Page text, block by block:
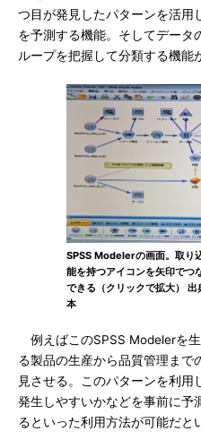
つ目が発見したパターンを活用
を予測する機能。そしてデータ
ループを把握して分類する機能
SPSS Modelerの画面。取り
能を持つアイコンを矢印でつ
できる（クリックで拡大）
本
例えばこのSPSS Modelerを
る製品の生産から品質管理まで
見させる。このパターンを利
発生しやすいかなどを事前に予
るといった利用方法が可能だと